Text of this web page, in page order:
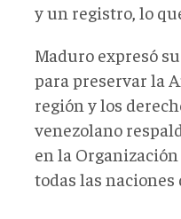
y un registro, lo
Maduro expresó su
para preservar la
región y los
venezolano
en la
todas las